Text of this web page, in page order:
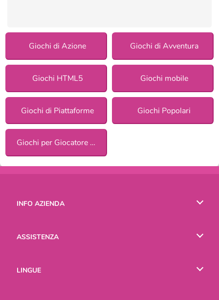
Giochi di Azione Giochi di Avventura
Giochi HTML5 Giochi mobile
Giochi di Piattaforme Giochi Popolari
Giochi per Giocatore Singolo
INFO AZIENDA
ASSISTENZA
LINGUE